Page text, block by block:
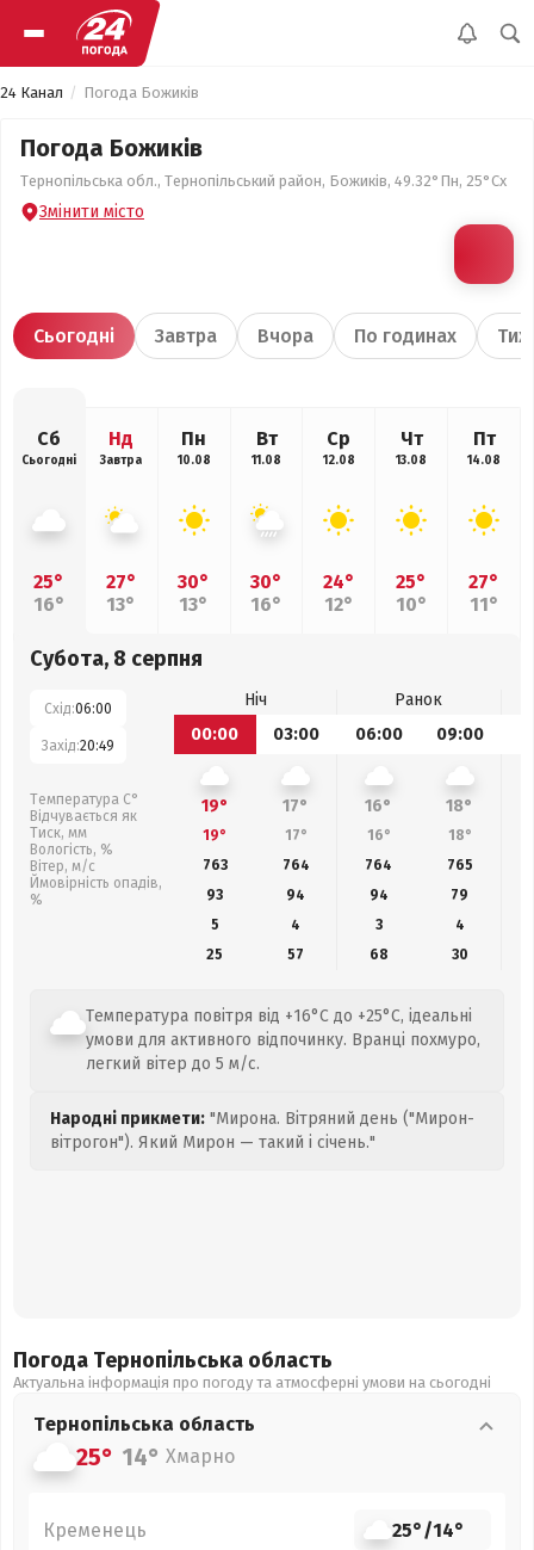
24 Канал Погода Божиків
Погода Божиків
Тернопільська обл., Тернопільський район, Божиків, 49.32°Пн, 25°Сх
Змінити місто
Сьогодні Завтра Вчора По годинах
Сб
Сьогодні
25°
16°
Нд
Завтра
27°
13°
Пн
10.08
30°
13°
Вт
11.08
30°
16°
Ср
12.08
24°
12°
Чт
13.08
25°
10°
Пт
14.08
27°
11°
Субота, 8 серпня
Схід:06:00
Захід:20:49
Температура С°
Відчувається як
Тиск, мм
Вологість, %
Вітер, м/с
Ймовірність опадів,
%
Ніч
Ранок
00:00
03:00 06:00 09:00
19° 17° 16° 18°
19° 17° 16° 18°
763
764 764 765
93
94 94 79
5
4 3
4
25
57 68 30
Температура повітря від +16°C до +25°C, ідеальні
умови для активного відпочинку. Вранці похмуро,
легкий вітер до 5 м/с.
Народні прикмети: "Мирона. Вітряний день ("Мирон-
вітрогон"). Який Мирон — такий і січень."
Погода Тернопільська область
Актуальна інформація про погоду та атмосферні умови на сьогодні
Тернопільська область
25° 14° Хмарно
Кременець 25°/14°